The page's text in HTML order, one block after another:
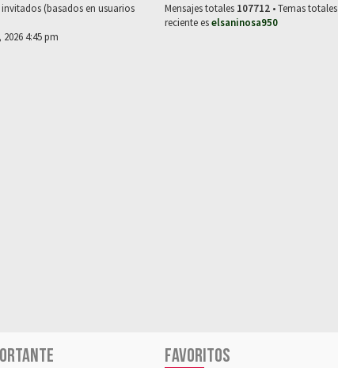
(basados en usuarios
2026 4:45 pm
Mensajes totales 107712 • Temas totales
reciente eselsaninosa950
FAVORITOS